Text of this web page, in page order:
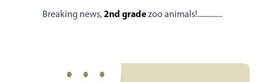
Breaking news,2nd gradezoo animals!..............